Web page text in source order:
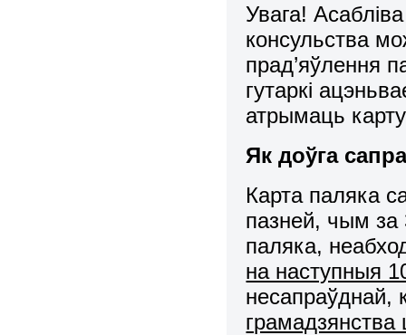
Увага!
консульства
прад’яўлення
гутаркі
атрымаць
Як доўга
Карта паляка
пазней, чым за
паляка,
на наступныя
несапраўднай,